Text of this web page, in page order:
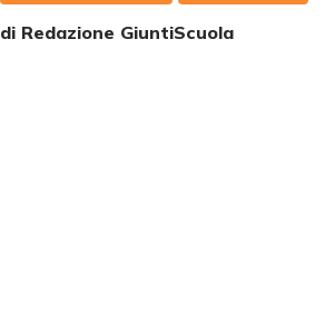
di Redazione GiuntiScuola